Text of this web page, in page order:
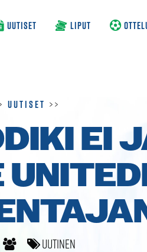
UUTISET LIPUT
Uutiset >>
EI
Uutinen